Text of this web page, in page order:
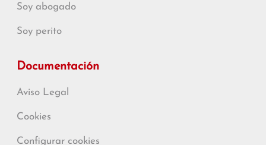
Soy abogado
Soy perito
Documentación
Aviso Legal
Cookies
Configurar cookies